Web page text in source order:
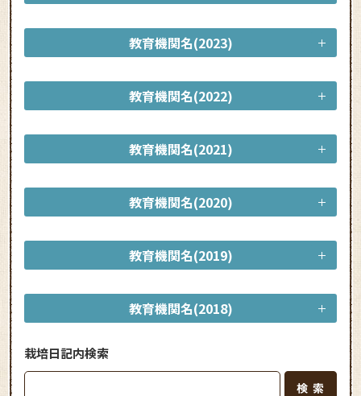
教育機関名(2023)
教育機関名(2022)
教育機関名(2021)
教育機関名(2020)
教育機関名(2019)
教育機関名(2018)
栽培日記内検索